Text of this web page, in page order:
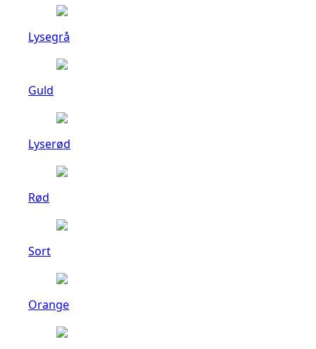
Lysegrå
Guld
Lyserød
Rød
Sort
Orange